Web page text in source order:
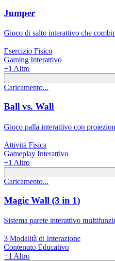
Jumper
Gioco di salto interattivo che
Esercizio Fisico
Gaming Interattivo
+1 Altro
Caricamento...
Ball vs. Wall
Gioco palla interattivo con
Attività Fisica
Gameplay Interattivo
+1 Altro
Caricamento...
Magic Wall (3 in 1)
Sistema parete interattivo
3 Modalità di Interazione
Contenuto Educativo
+1 Altro